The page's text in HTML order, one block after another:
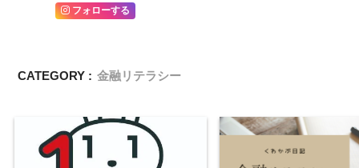
フォローする
CATEGORY : 金融リテラシー